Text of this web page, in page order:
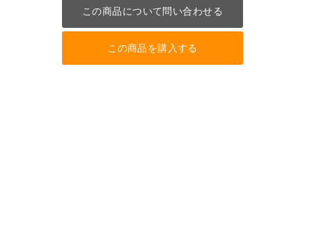
この商品について問い合わせる
この商品を購入する